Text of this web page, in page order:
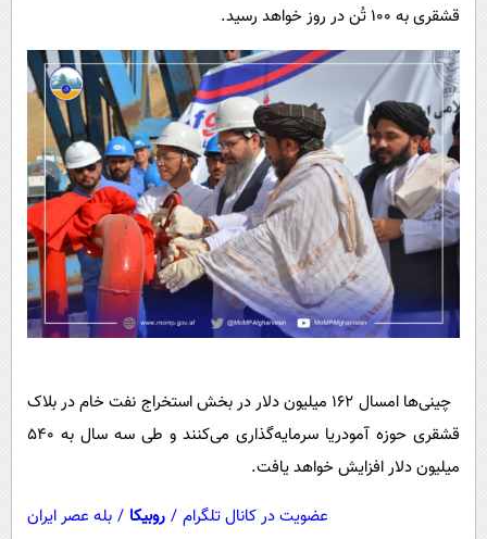
فرهنگی
بین الملل
اجتماعی
حیات وحش
سیاست خارجی
قشقری به ۱۰۰ تُن در روز خواهد رسید.
چینی‌ها امسال ۱۶۲ میلیون دلار در بخش استخراج نفت خام در بلاک
قشقری حوزه آمو‌دریا سرمایه‌گذاری می‌کنند و طی سه سال به ۵۴۰
میلیون دلار افزایش خواهد یافت.
عضویت در کانال تلگرام / روبیکا / بله عصر ایران